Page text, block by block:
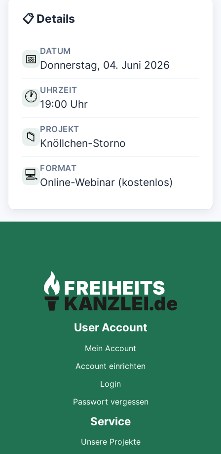
📋 Details
📅
DATUM
Donnerstag, 04. Juni 2026
🕐 UHRZEIT
19:00 Uhr
📁
PROJEKT
Knöllchen-Storno
💻 FORMAT
Online-Webinar (kostenlos)
User Account
Mein Account
Account einrichten
Login
Passwort vergessen
Service
Unsere Projekte